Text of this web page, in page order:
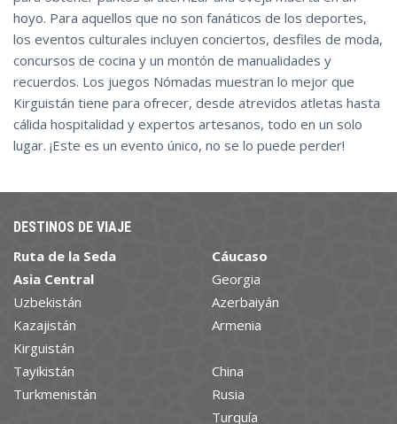
hoyo. Para aquellos que no son fanáticos de los deportes,
los eventos culturales incluyen conciertos, desfiles de moda,
concursos de cocina y un montón de manualidades y
recuerdos. Los juegos Nómadas muestran lo mejor que
Kirguistán tiene para ofrecer, desde atrevidos atletas hasta
cálida hospitalidad y expertos artesanos, todo en un solo
lugar. ¡Este es un evento único, no se lo puede perder!
DESTINOS DE VIAJE
Ruta de la Seda
Asia Central
Uzbekistán
Kazajistán
Kirguistán
Tayikistán
Turkmenistán
Cáucaso
Georgia
Azerbaiyán
Armenia
China
Rusia
Turquía